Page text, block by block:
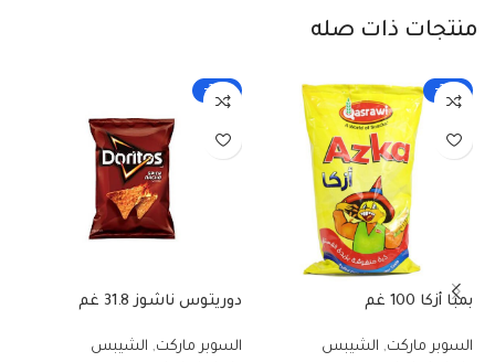
منتجات ذات صله
-25%
بمبا أزكا 100 غم
السوبر ماركت, الشيبس
-25%
دوريتوس ناشوز 31.8 غم
السوبر ماركت, الشيبس